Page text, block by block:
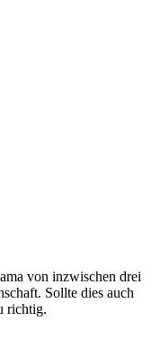
von inzwischen drei
Sollte dies auch
richtig.